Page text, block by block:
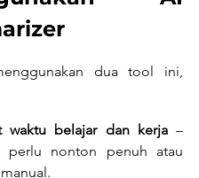
dua tool ini,
waktu belajar dan kerja –
perlu nonton penuh atau